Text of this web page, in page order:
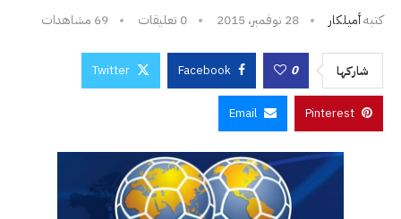
كتبهأميلكار 28 نوفمبر، 2015 0 تعليقات 69 مشاهدات
شاركها 0
Facebook
Twitter
Pinterest
Email